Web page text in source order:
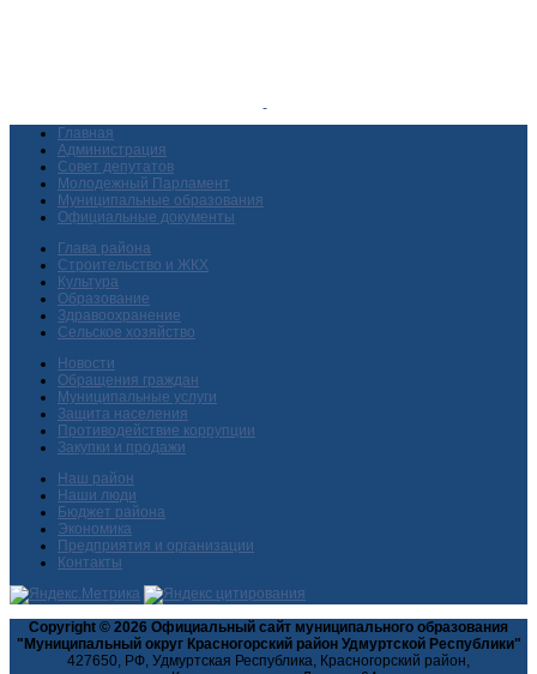
Главная
Администрация
Совет депутатов
Молодежный Парламент
Муниципальные образования
Официальные документы
Глава района
Строительство и ЖКХ
Культура
Образование
Здравоохранение
Сельское хозяйство
Новости
Обращения граждан
Муниципальные услуги
Защита населения
Противодействие коррупции
Закупки и продажи
Наш район
Наши люди
Бюджет района
Экономика
Предприятия и организации
Контакты
Copyright © 2026 Официальный сайт муниципального образования
"Муниципальный округ Красногорский район Удмуртской Республики"
427650, РФ, Удмуртская Республика, Красногорский район,